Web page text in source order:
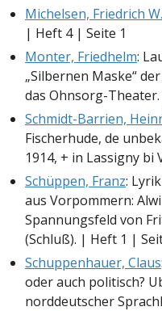
Michelsen, Friedrich W.
| Heft 4 | Seite 1
Monter, Friedhelm:
„Silbernen Maske“
das Ohnsorg-
Schmidt-Barrien,
Fischerhude, de
1914, + in Lassigny
Schüppen, Franz:
aus Vorpommern:
Spannungsfeld von
(Schluß). | Heft 1 |
Schuppenhauer, Claus
oder auch politisch?
norddeutscher